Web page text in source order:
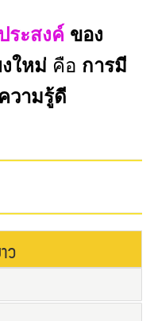
ะสงค์ ของ
ใหม่ คือ การมี
วามรู้ดี
ว